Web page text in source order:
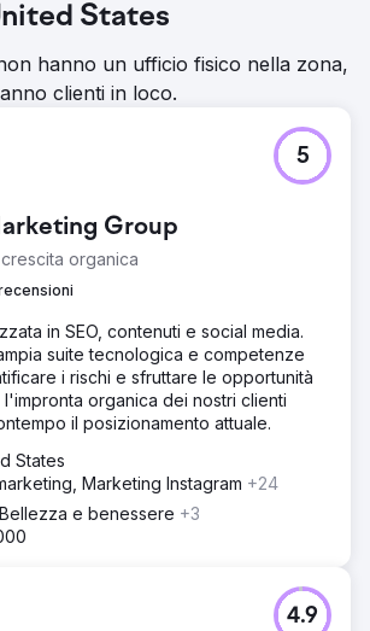
States
hanno un ufficio fisico nella zona,
clienti in loco.
Group
organica
5
in SEO, contenuti e social media.
suite tecnologica e competenze
i rischi e sfruttare le opportunità
organica dei nostri clienti
il posizionamento attuale.
States
Marketing Instagram +24
e benessere +3
4.9